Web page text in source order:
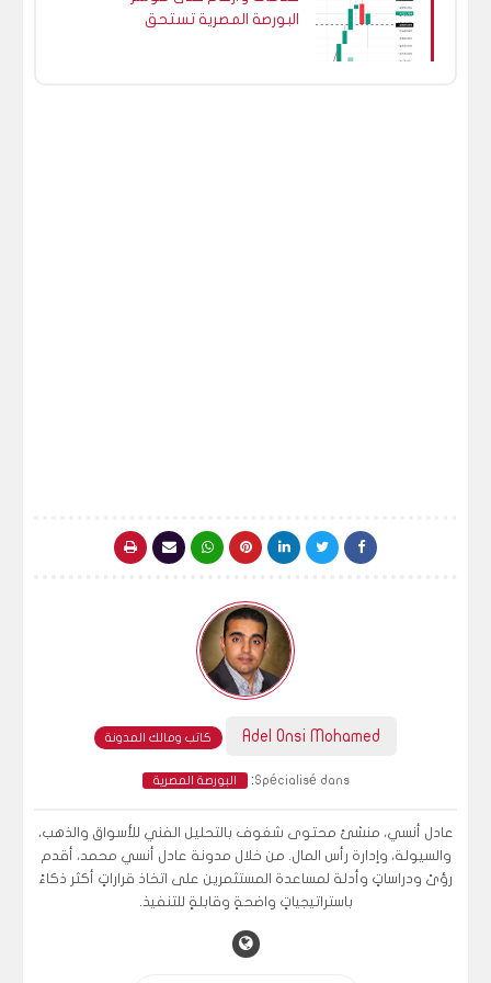
البورصة المصرية تستحق
Adel Onsi Mohamed كاتب ومالك المدونة
Spécialisé dans
: البورصة المصرية
عادل أنسي، منشئ محتوى شغوف بالتحليل الفني للأسواق والذهب،
والسيولة، وإدارة رأس المال. من خلال مدونة عادل أنسي محمد، أقدم
رؤىً ودراساتٍ وأدلة لمساعدة المستثمرين على اتخاذ قراراتٍ أكثر ذكاءً
باستراتيجياتٍ واضحةٍ وقابلةٍ للتنفيذ.